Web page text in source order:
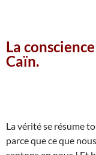
La
Caïn.
La vérité se résume
parce que ce que